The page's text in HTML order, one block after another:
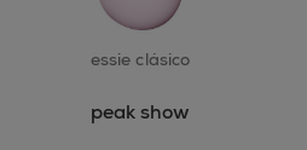
essie clásico
peak show